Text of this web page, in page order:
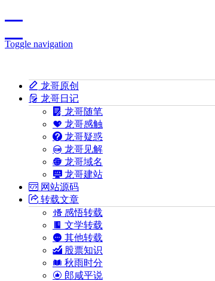
Toggle navigation
龙哥原创
龙哥日记
龙哥随笔
龙哥感触
龙哥疑惑
龙哥见解
龙哥域名
龙哥建站
网站源码
转载文章
感悟转载
文学转载
其他转载
股票知识
秋雨时分
郎咸平说